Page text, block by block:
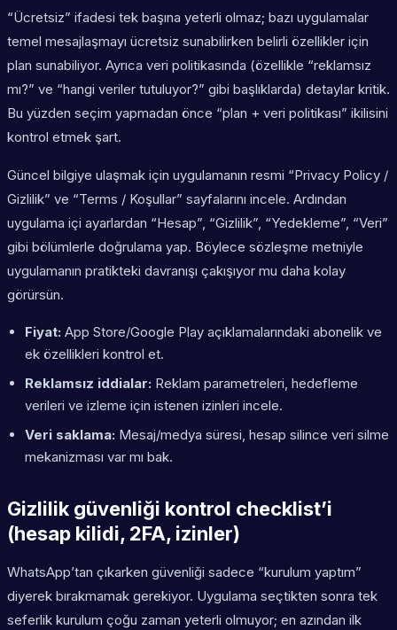
“Ücretsiz” ifadesi tek başına yeterli olmaz; bazı uygulamalar
temel mesajlaşmayı ücretsiz sunabilirken belirli özellikler için
plan sunabiliyor. Ayrıca veri politikasında (özellikle “reklamsız
mı?” ve “hangi veriler tutuluyor?” gibi başlıklarda) detaylar kritik.
Bu yüzden seçim yapmadan önce “plan + veri politikası” ikilisini
kontrol etmek şart.
Güncel bilgiye ulaşmak için uygulamanın resmi “Privacy Policy /
Gizlilik” ve “Terms / Koşullar” sayfalarını incele. Ardından
uygulama içi ayarlardan “Hesap”, “Gizlilik”, “Yedekleme”, “Veri”
gibi bölümlerle doğrulama yap. Böylece sözleşme metniyle
uygulamanın pratikteki davranışı çakışıyor mu daha kolay
görürsün.
Fiyat: App Store/Google Play açıklamalarındaki abonelik ve
ek özellikleri kontrol et.
Reklamsız iddialar: Reklam parametreleri, hedefleme
verileri ve izleme için istenen izinleri incele.
Veri saklama: Mesaj/medya süresi, hesap silince veri silme
mekanizması var mı bak.
Gizlilik güvenliği kontrol checklist’i
(hesap kilidi, 2FA, izinler)
WhatsApp’tan çıkarken güvenliği sadece “kurulum yaptım”
diyerek bırakmamak gerekiyor. Uygulama seçtikten sonra tek
seferlik kurulum çoğu zaman yeterli olmuyor; en azından ilk